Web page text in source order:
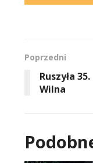
Poprzedni
Ruszyła
Wilna